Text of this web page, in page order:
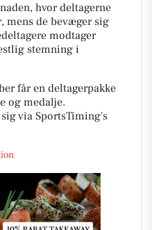
hvor deltagerne
mens de bevæger sig
modtager
stemning i
får en deltagerpakke
og medalje.
via SportsTiming's